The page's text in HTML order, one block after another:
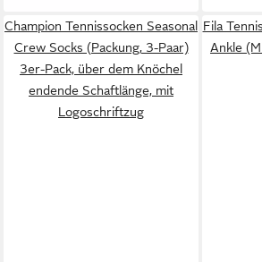
Champion Tennissocken Seasonal
Crew Socks (Packung, 3-Paar)
3er-Pack, über dem Knöchel
endende Schaftlänge, mit
Logoschriftzug
Fila
Ankle